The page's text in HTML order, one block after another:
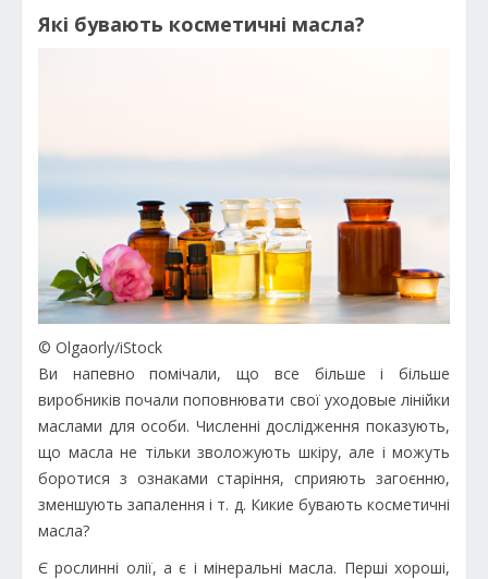
Які бувають косметичні масла?
© Olgaorly/iStock
Ви напевно помічали, що все більше і більше
виробників почали поповнювати свої уходовые лінійки
маслами для особи. Численні дослідження показують,
що масла не тільки зволожують шкіру, але і можуть
боротися з ознаками старіння, сприяють загоєнню,
зменшують запалення і т. д. Кикие бувають косметичні
масла?
Є рослинні олії, а є і мінеральні масла. Перші хороші,